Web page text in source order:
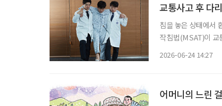
교통사고 후 다
침을 놓은 상태에서
작침법(MSAT)이 교
2026-06-24 14:27
어머니의 느린